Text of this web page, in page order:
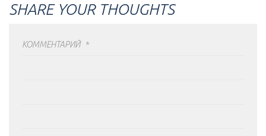
SHARE YOUR THOUGHTS
КОММЕНТАРИЙ *